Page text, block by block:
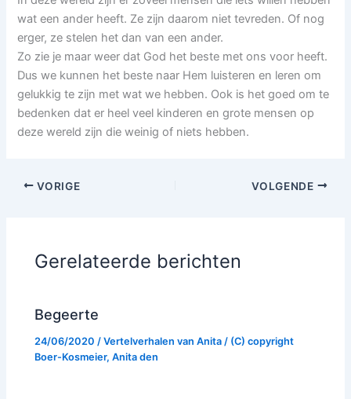
wat een ander heeft. Ze zijn daarom niet tevreden. Of nog
erger, ze stelen het dan van een ander.
Zo zie je maar weer dat God het beste met ons voor heeft.
Dus we kunnen het beste naar Hem luisteren en leren om
gelukkig te zijn met wat we hebben. Ook is het goed om te
bedenken dat er heel veel kinderen en grote mensen op
deze wereld zijn die weinig of niets hebben.
VORIGE VOLGENDE
Gerelateerde berichten
Begeerte
24/06/2020/Vertelverhalen van Anita / (C) copyright
Boer-Kosmeier, Anita den